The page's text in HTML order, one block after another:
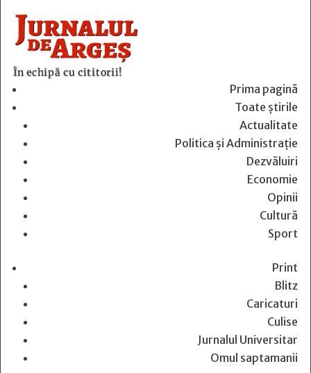
În echipă cu cititorii!
Prima pagină
Toate știrile
Actualitate
Politica și Administrație
Dezvăluiri
Economie
Opinii
Cultură
Sport
Print
Blitz
Caricaturi
Culise
Jurnalul Universitar
Omul saptamanii